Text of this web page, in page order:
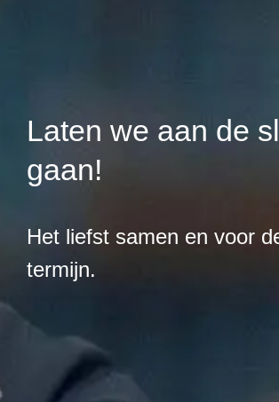
Laten we aan de
gaan!
Het liefst samen en voor
termijn.